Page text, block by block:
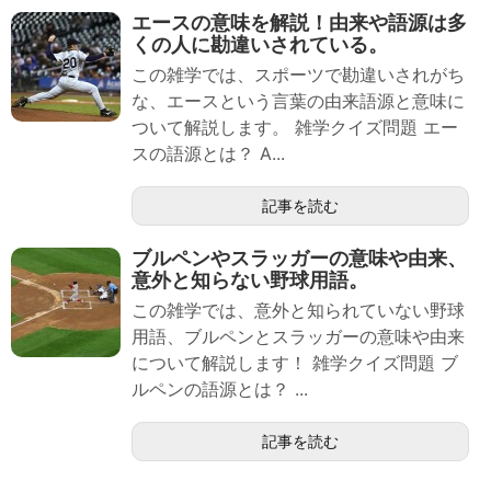
エースの意味を解説！由来や語源は多
くの人に勘違いされている。
この雑学では、スポーツで勘違いされがち
な、エースという言葉の由来語源と意味に
ついて解説します。 雑学クイズ問題 エー
スの語源とは？ A...
記事を読む
ブルペンやスラッガーの意味や由来、
意外と知らない野球用語。
この雑学では、意外と知られていない野球
用語、ブルペンとスラッガーの意味や由来
について解説します！ 雑学クイズ問題 ブ
ルペンの語源とは？ ...
記事を読む